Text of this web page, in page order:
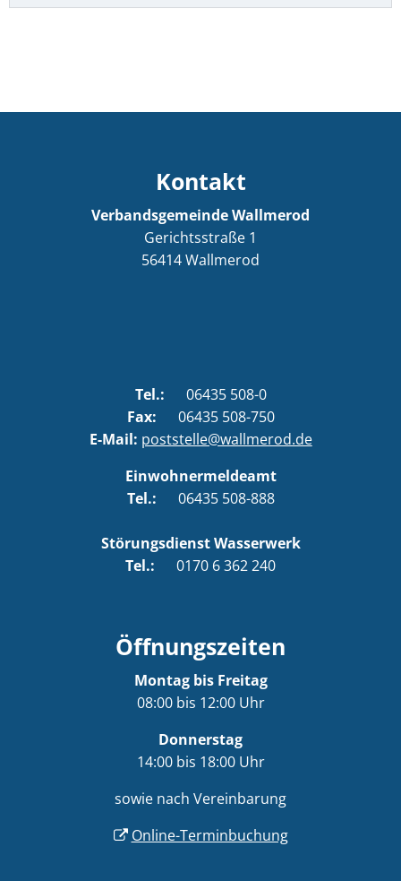
Kontakt
Verbandsgemeinde Wallmerod
Gerichtsstraße 1
56414Wallmerod
Tel.:
06435 508-0
Fax: 06435 508-750
E-Mail: poststelle@wallmerod.de
Einwohnermeldeamt
Tel.: 06435 508-888
Störungsdienst Wasserwerk
Tel.: 0170 6 362 240
Öffnungszeiten
Montag bis Freitag
08:00 bis 12:00 Uhr
Donnerstag
14:00 bis 18:00 Uhr
sowie nach Vereinbarung
Online-Terminbuchung